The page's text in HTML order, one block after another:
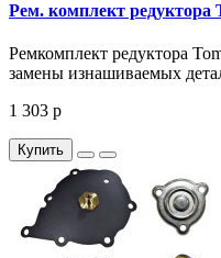
Рем. комплект редуктора
Ремкомплект редуктора
замены изнашиваемых
1 303 р
Купить